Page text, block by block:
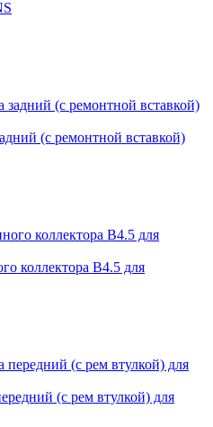
(с ремонтной вставкой)
коллектора B4.5 для
(с рем втулкой) для